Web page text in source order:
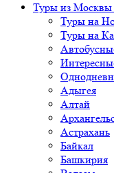
Туры из Москвы
Туры на
Туры на
Адыгея
Алтай
Астрахань
Байкал
Башкирия